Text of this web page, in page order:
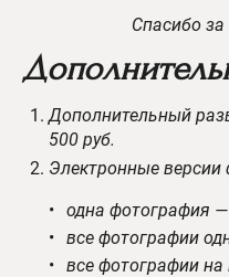
Спасибо за
Дополнительный
500 руб.
Электронные
одна фотография —
все фотографии
все фотографии на